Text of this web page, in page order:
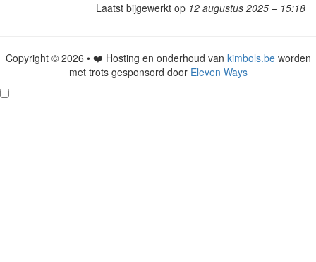
Laatst bijgewerkt op 12 augustus 2025 – 15:18
Copyright © 2026 • ❤️ Hosting en onderhoud van kimbols.beworden
met trots gesponsord door Eleven Ways